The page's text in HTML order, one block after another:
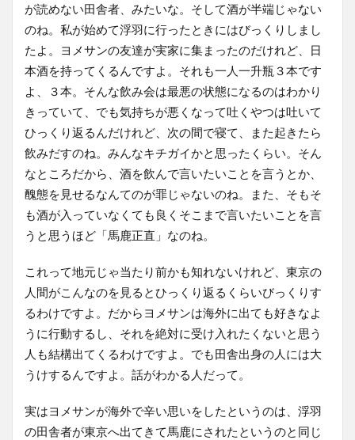
が読めない田舎者、みたいな。そして酒が半端じゃない
のね。私が始めて浮羽に行ったときにはびっくりしまし
たよ。ヨメサンの友達が実家に集まったのだけれど、日
本酒を持ってくるんですよ。それも一人一升瓶３本です
よ、３本。そんな飲み会は最悪の状態になるのはわかり
きっていて、でも気持ちが悪くなって吐くやつは吐いて
ひっくり返るんだけれど、次の間で寝て、また起きたら
飲みだすのね。みんなキチガイかと思ったくらい。そん
なところだから、酒を飲んで言いたいことを言うとか、
醜態を見せるなんてのが罪じゃないのね。また、そもそ
も酒が入っていなくても良くそこまで言いたいことを言
うと思うほど「馬鹿正直」なのね。
これって地元じゃ当たり前かも知れないけれど、東京の
人間がこんなのを見るとひっくり返るくらいびっくりす
るわけですよ。だからヨメサンは海外に出ても好きなよ
うに行動するし、それを絶対に受け入れたくないと思う
人も結構出てくるわけですよ。でも田舎出身の人には大
うけするんですよ。話がわかる人だって。
実はヨメサンが海外で辛い思いをしたというのは、浮羽
の田舎者が東京へ出てきて馬鹿にされたというのと同じ